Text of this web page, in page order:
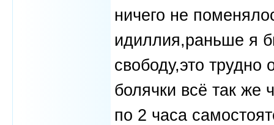
ничего не
идиллия,раньше я
свободу,это трудно
болячки всё так же
по 2 часа